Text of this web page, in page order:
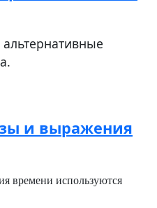
и выражения
времени используются